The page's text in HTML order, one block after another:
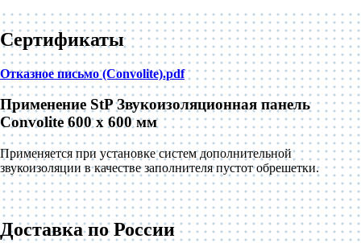
Сертификаты
Отказное письмо (Convolite).pdf
Применение StP Звукоизоляционная панель
Convolite 600 x 600 мм
Применяется при установке систем дополнительной
звукоизоляции в качестве заполнителя пустот обрешетки.
Доставка по России